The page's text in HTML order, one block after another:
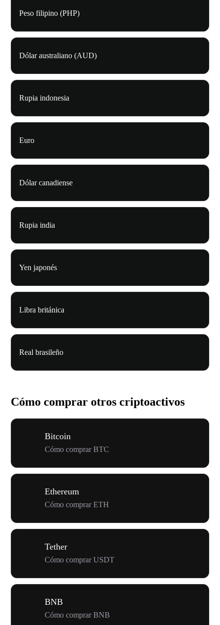
Peso filipino (PHP)
Dólar australiano (AUD)
Rupia indonesia
Euro
Dólar canadiense
Rupia india
Yen japonés
Libra británica
Real brasileño
Cómo comprar otros criptoactivos
Bitcoin
Cómo comprar BTC
Ethereum
Cómo comprar ETH
Tether
Cómo comprar USDT
BNB
Cómo comprar BNB